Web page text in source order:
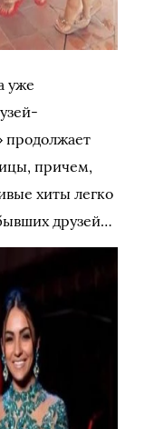
уже
продолжает
причем,
хиты легко
друзей…